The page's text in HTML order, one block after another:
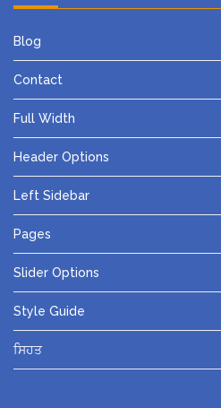
Blog
Contact
Full Width
Header Options
Left Sidebar
Pages
Slider Options
Style Guide
ਸਿਹਤ